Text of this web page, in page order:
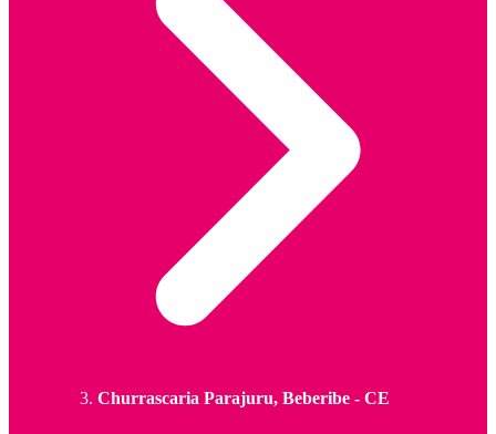
Churrascaria Parajuru, Beberibe - CE